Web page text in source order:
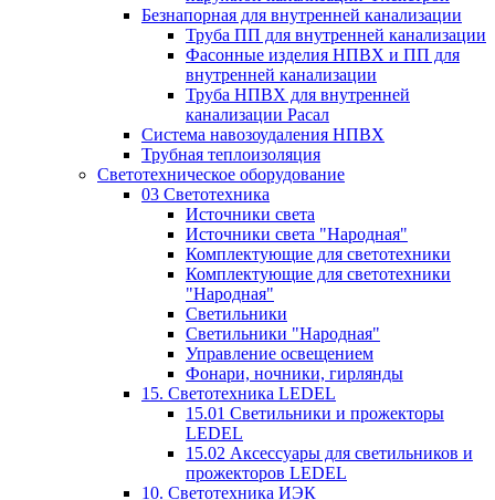
Безнапорная для внутренней канализации
Труба ПП для внутренней канализации
Фасонные изделия НПВХ и ПП для
внутренней канализации
Труба НПВХ для внутренней
канализации Расал
Система навозоудаления НПВХ
Трубная теплоизоляция
Светотехническое оборудование
03 Светотехника
Источники света
Источники света "Народная"
Комплектующие для светотехники
Комплектующие для светотехники
"Народная"
Светильники
Светильники "Народная"
Управление освещением
Фонари, ночники, гирлянды
15. Светотехника LEDEL
15.01 Светильники и прожекторы
LEDEL
15.02 Аксессуары для светильников и
прожекторов LEDEL
10. Светотехника ИЭК